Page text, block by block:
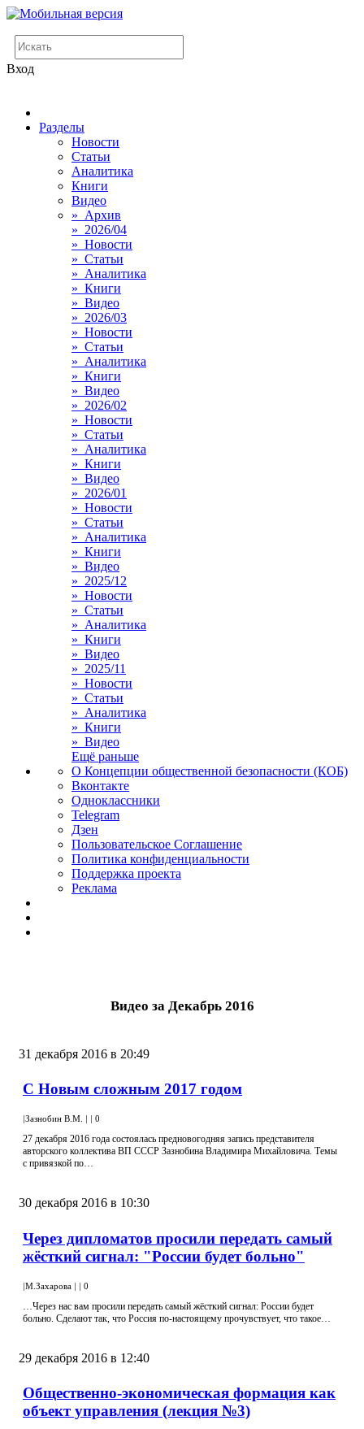
Вход
Разделы
Новости
Статьи
Аналитика
Книги
Видео
» Архив
» 2026/04
» Новости
» Статьи
» Аналитика
» Книги
» Видео
» 2026/03
» Новости
» Статьи
» Аналитика
» Книги
» Видео
» 2026/02
» Новости
» Статьи
» Аналитика
» Книги
» Видео
» 2026/01
» Новости
» Статьи
» Аналитика
» Книги
» Видео
» 2025/12
» Новости
» Статьи
» Аналитика
» Книги
» Видео
» 2025/11
» Новости
» Статьи
» Аналитика
» Книги
» Видео
Ещё раньше
О Концепции общественной безопасности (КОБ)
Вконтакте
Одноклассники
Telegram
Дзен
Пользовательское Соглашение
Политика конфиденциальности
Поддержка проекта
Реклама
Видео за Декабрь 2016
31 декабря 2016 в 20:49
С Новым сложным 2017 годом
|Зазнобин В.М. | | 0
27 декабря 2016 года состоялась предновогодняя запись представителя
авторского коллектива ВП СССР Зазнобина Владимира Михайловича. Темы
с привязкой по…
30 декабря 2016 в 10:30
Через дипломатов просили передать самый
жёсткий сигнал: "России будет больно"
|М.Захарова | | 0
…Через нас вам просили передать самый жёсткий сигнал: России будет
больно. Сделают так, что Россия по-настоящему прочувствует, что такое…
29 декабря 2016 в 12:40
Общественно-экономическая формация как
объект управления (лекция №3)